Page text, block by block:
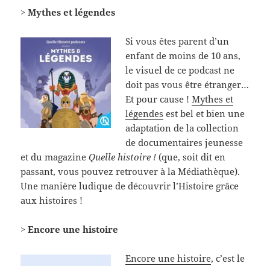
> Mythes et légendes
Si vous êtes parent d’un
enfant de moins de 10 ans,
le visuel de ce podcast ne
doit pas vous être étranger…
Et pour cause !Mythes et
légendes est bel et bien une
adaptation de la collection
de documentaires jeunesse
et du magazineQuelle histoire ! (que, soit dit en
passant, vous pouvez retrouver à la Médiathèque).
Une manière ludique de découvrir l’Histoire grâce
aux histoires !
> Encore une histoire
Encore une histoire, c’est le